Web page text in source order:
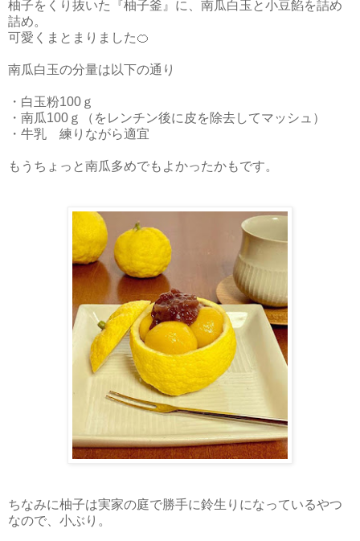
柚子をくり抜いた『柚子釜』に、南瓜白玉と小豆餡を詰め
詰め。
可愛くまとまりました🍊
南瓜白玉の分量は以下の通り
・白玉粉100ｇ
・南瓜100ｇ（をレンチン後に皮を除去してマッシュ）
・牛乳 練りながら適宜
もうちょっと南瓜多めでもよかったかもです。
ちなみに柚子は実家の庭で勝手に鈴生りになっているやつ
なので、小ぶり。